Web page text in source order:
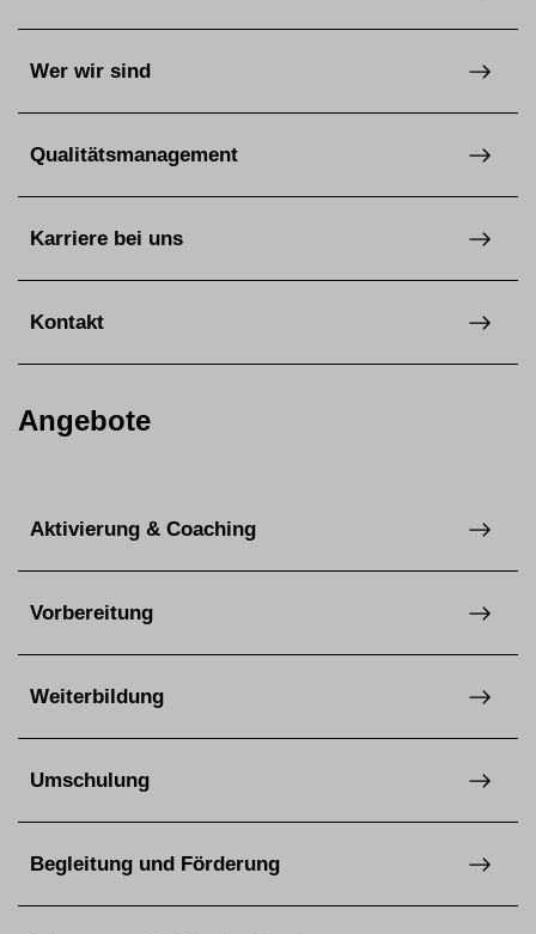
Wer wir sind
Qualitätsmanagement
Karriere bei uns
Kontakt
Angebote
Aktivierung & Coaching
Vorbereitung
Weiterbildung
Umschulung
Begleitung und Förderung